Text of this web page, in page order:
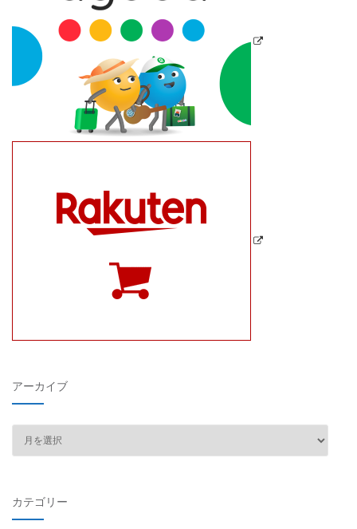
アーカイブ
ブ
カテゴリー